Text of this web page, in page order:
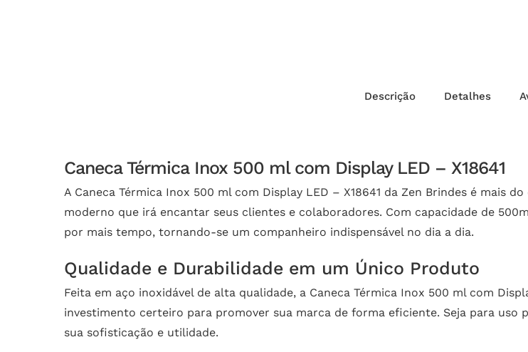
Descrição Detalhes
Caneca Térmica Inox 500 ml com Display LED – X18641
A Caneca Térmica Inox 500 ml com Display LED – X18641 da Zen Brindes é mais
moderno que irá encantar seus clientes e colaboradores. Com capacidade de
por mais tempo, tornando-se um companheiro indispensável no dia a dia.
Qualidade e Durabilidade em um Único Produto
Feita em aço inoxidável de alta qualidade, a Caneca Térmica Inox 500 ml com
investimento certeiro para promover sua marca de forma eficiente. Seja para uso
sua sofisticação e utilidade.